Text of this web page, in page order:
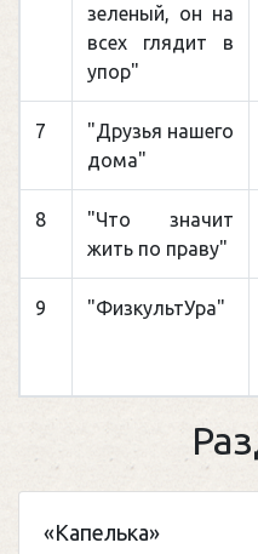
зеленый, он на
всех глядит в
упор"
7
"Друзья нашего
дома"
8
"Что значит
жить по праву"
9 "ФизкультУра"
«Капелька»